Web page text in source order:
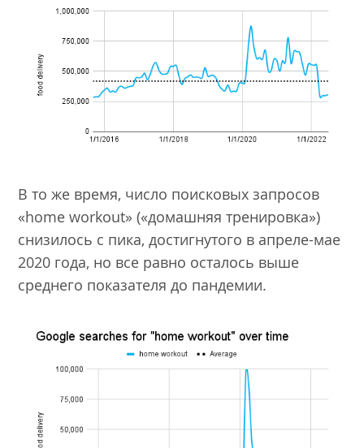
В то же время, число поисковых запросов
«home workout» («домашняя тренировка»)
снизилось с пика, достигнутого в апреле-мае
2020 года, но все равно осталось выше
среднего показателя до пандемии.